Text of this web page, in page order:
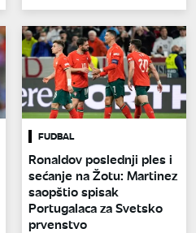
FUDBAL
Ronaldov poslednji ples i
sećanje na Žotu: Martinez
saopštio spisak
Portugalaca za Svetsko
prvenstvo